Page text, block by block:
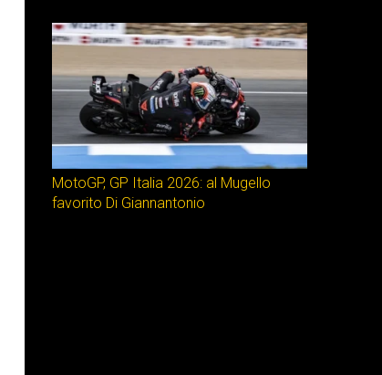
MotoGP, GP Italia 2026: al Mugello
favorito Di Giannantonio